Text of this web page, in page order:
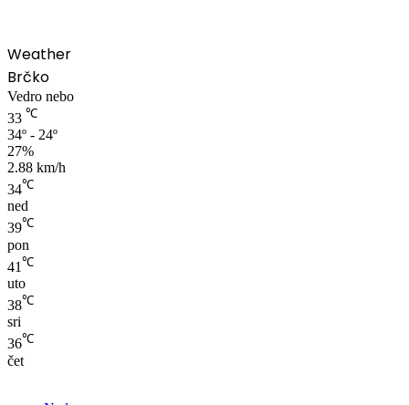
Weather
Brčko
Vedro nebo
33 ℃
34º - 24º
27%
2.88 km/h
34℃
ned
39℃
pon
41 ℃
uto
38℃
sri
36℃
čet